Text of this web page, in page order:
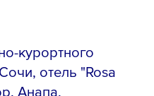
курортного
отель "Rosa
Анапа,